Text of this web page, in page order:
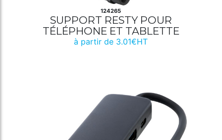
124265
SUPPORT RESTY POUR
TÉLÉPHONE ET TABLETTE
à partir de 3.01€HT